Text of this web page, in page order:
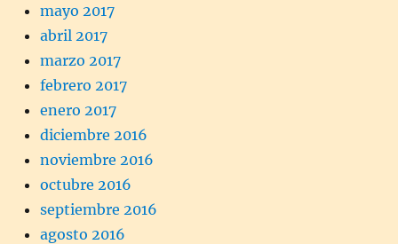
mayo 2017
abril 2017
marzo 2017
febrero 2017
enero 2017
diciembre 2016
noviembre 2016
octubre 2016
septiembre 2016
agosto 2016